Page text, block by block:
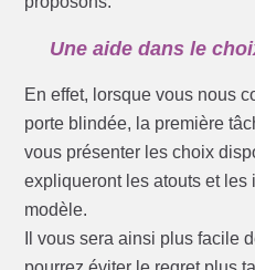
Une aide dans le
En effet, lorsque vous nous
porte blindée, la première
vous présenter les choix
expliqueront les atouts et
modèle.
Il vous sera ainsi plus facile